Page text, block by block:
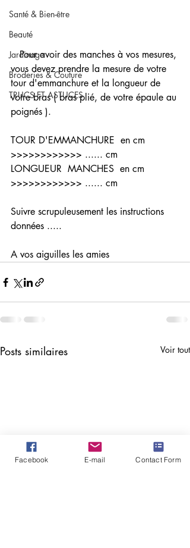
Santé & Bien-être
Beauté
Jardinage
Broderies & Couture
TRUCS ET ASTUCES
   Pour avoir des manches à vos mesures,
vous devez prendre la mesure de votre
tour d'emmanchure et la longueur de
votre bras ( bras plié, de votre épaule au
poignés ).
TOUR D'EMMANCHURE  en cm
>>>>>>>>>>>> ...... cm
LONGUEUR  MANCHES  en cm
>>>>>>>>>>>> ...... cm
Suivre scrupuleusement les instructions
données .....
A vos aiguilles les amies
Posts similaires Voir tout
Facebook E-mail Contact Form